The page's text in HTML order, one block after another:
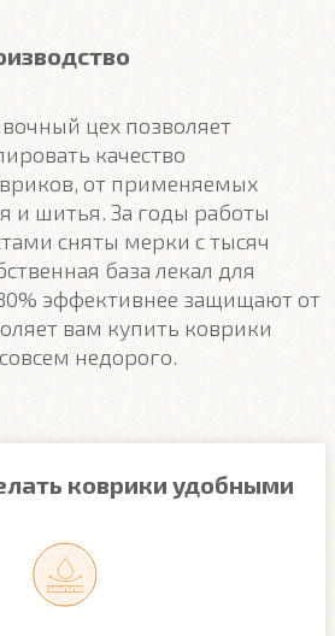
цех позволяет
качество
от применяемых
и шитья. За годы работы
сняты мерки с тысяч
база лекал для
эффективнее защищают от
вам купить коврики
недорого.
коврики удобными